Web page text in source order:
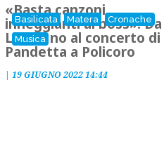
Basilicata Matera
Cronache
Musica
«Basta canzoni
inneggianti ai boss». Da
Libera no al concerto di
Pandetta a Policoro
|19 GIUGNO 2022 14:44